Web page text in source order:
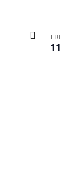
FRI
11